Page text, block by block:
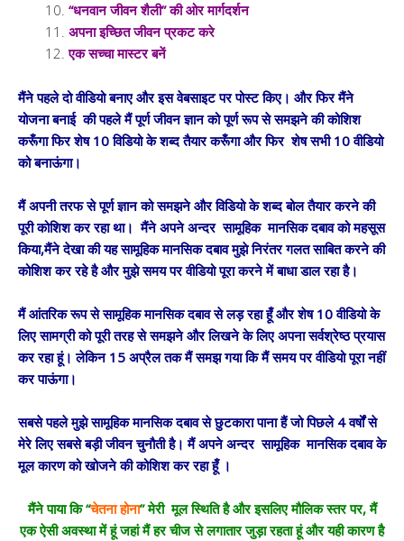
“धनवान जीवन शैली” की ओर मार्गदर्शन
अपना इच्छित जीवन प्रकट करे
एक सच्चा मास्टर बनें
मैंने पहले दो वीडियो बनाए और इस वेबसाइट पर पोस्ट किए। और फिर मैंने
योजना बनाई की पहले मैं पूर्ण जीवन ज्ञान को पूर्ण रूप से समझने की कोशिश
करूँगा फिर शेष 10 विडियो के शब्द तैयार करूँगा और फिर शेष सभी 10 वीडियो
को बनाऊंगा।
मैं अपनी तरफ से पूर्ण ज्ञान को समझने और विडियो के शब्द बोल तैयार करने की
पूरी कोशिश कर रहा था। मैंने अपने अन्दर सामूहिक मानसिक दबाव को महसूस
किया,मैंने देखा की यह सामूहिक मानसिक दबाव मुझे निरंतर गलत साबित करने की
कोशिश कर रहे है और मुझे समय पर वीडियो पूरा करने में बाधा डाल रहा है।
मैं आंतरिक रूप से सामूहिक मानसिक दबाव से लड़ रहा हूँ और शेष 10 वीडियो के
लिए सामग्री को पूरी तरह से समझने और लिखने के लिए अपना सर्वश्रेष्ठ प्रयास
कर रहा हूं। लेकिन 15 अप्रैल तक मैं समझ गया कि मैं समय पर वीडियो पूरा नहीं
कर पाऊंगा।
सबसे पहले मुझे सामूहिक मानसिक दबाव से छुटकारा पाना हैं जो पिछले 4 वर्षों से
मेरे लिए सबसे बड़ी जीवन चुनौती है। मैं अपने अन्दर सामूहिक मानसिक दबाव के
मूल कारण को खोजने की कोशिश कर रहा हूँ ।
मैंने पाया कि “चेतना होना” मेरी मूल स्थिति है और इसलिए मौलिक स्तर पर, मैं
एक ऐसी अवस्था में हूं जहां मैं हर चीज से लगातार जुड़ा रहता हूं और यही कारण है